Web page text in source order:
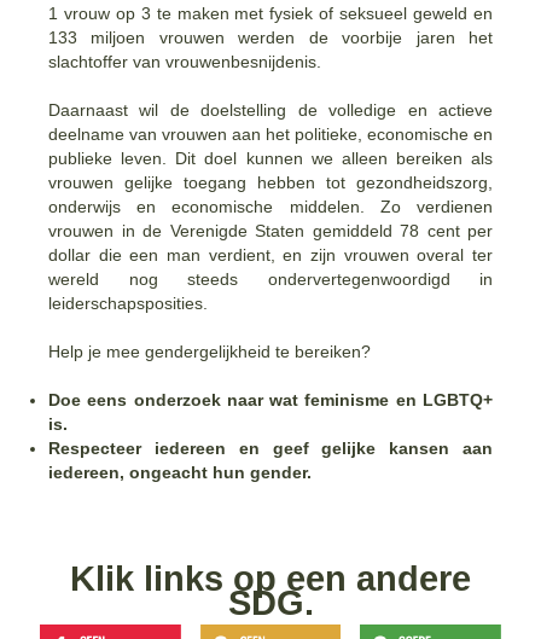
1 vrouw op 3 te maken met fysiek of seksueel geweld en
133 miljoen vrouwen werden de voorbije jaren het
slachtoffer van vrouwenbesnijdenis.
Daarnaast wil de doelstelling de volledige en actieve
deelname van vrouwen aan het politieke, economische en
publieke leven. Dit doel kunnen we alleen bereiken als
vrouwen gelijke toegang hebben tot gezondheidszorg,
onderwijs en economische middelen. Zo verdienen
vrouwen in de Verenigde Staten gemiddeld 78 cent per
dollar die een man verdient, en zijn vrouwen overal ter
wereld nog steeds ondervertegenwoordigd in
leiderschapsposities.
Help je mee gendergelijkheid te bereiken?
Doe eens onderzoek naar wat feminisme en LGBTQ+
is.
Respecteer iedereen en geef gelijke kansen aan
iedereen, ongeacht hun gender.
Klik links op een andere
SDG.